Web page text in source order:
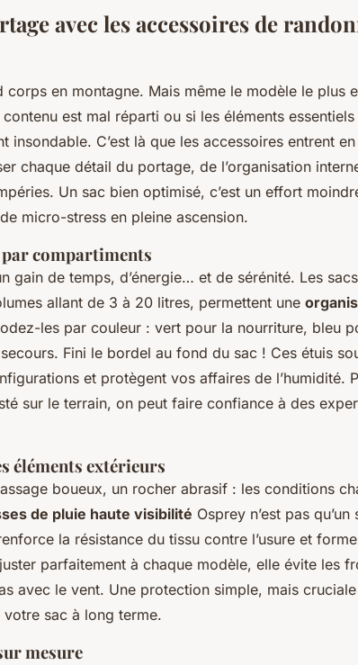
avec les accessoires de
corps en montagne. Mais même le modèle le plus
est mal réparti ou si les éléments
insondable. C’est là que les accessoires entrent
chaque détail du portage, de l’organisation
Un sac bien optimisé, c’est un effort
micro-stress en pleine ascension.
compartiments
gain de temps, d’énergie… et de sérénité. Les
allant de 3 à 20 litres, permettent une
les par couleur : vert pour la nourriture, bleu
Fini le bordel au fond du sac ! Ces étuis
et protègent vos affaires de l’humidité.
sur le terrain, on peut faire confiance à des
éléments extérieurs
boueux, un rocher abrasif : les conditions
de pluie haute visibilité Osprey n’est pas qu’un
la résistance du tissu contre l’usure et
parfaitement à chaque modèle, elle évite les
avec le vent. Une protection simple, mais
votre sac à long terme.
mesure